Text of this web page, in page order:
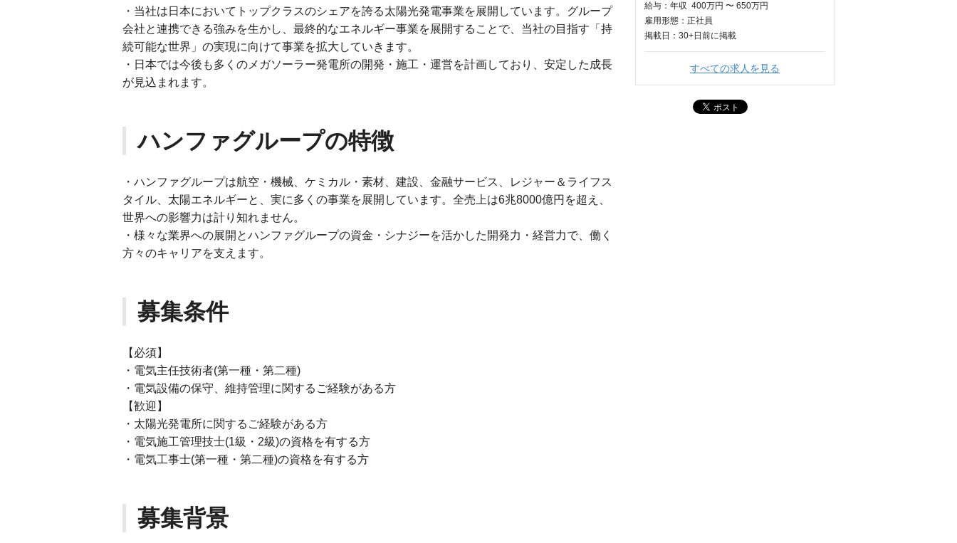
・当社は日本においてトップクラスのシェアを誇る太陽光発電事業を展開しています。グループ
会社と連携できる強みを生かし、最終的なエネルギー事業を展開することで、当社の目指す「持
続可能な世界」の実現に向けて事業を拡大していきます。
・日本では今後も多くのメガソーラー発電所の開発・施工・運営を計画しており、安定した成長
が見込まれます。
ハンファグループの特徴
・ハンファグループは航空・機械、ケミカル・素材、建設、金融サービス、レジャー＆ライフス
タイル、太陽エネルギーと、実に多くの事業を展開しています。全売上は6兆8000億円を超え、
世界への影響力は計り知れません。
・様々な業界への展開とハンファグループの資金・シナジーを活かした開発力・経営力で、働く
方々のキャリアを支えます。
募集条件
【必須】
・電気主任技術者(第一種・第二種)
・電気設備の保守、維持管理に関するご経験がある方
【歓迎】
・太陽光発電所に関するご経験がある方
・電気施工管理技士(1級・2級)の資格を有する方
・電気工事士(第一種・第二種)の資格を有する方
募集背景
給与： 年収 400万円 〜 650万円
雇用形態：正社員
掲載日： 30+日 前に掲載
すべての求人を見る